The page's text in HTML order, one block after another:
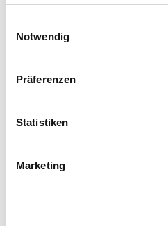
Notwendig
Präferenzen
Statistiken
Marketing
Skoliose
solid